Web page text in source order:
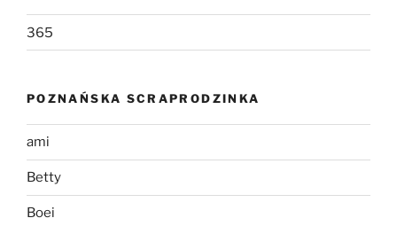
365
POZNAŃSKA SCRAPRODZINKA
ami
Betty
Boei